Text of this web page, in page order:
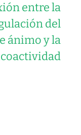
entre la
del
ánimo y la